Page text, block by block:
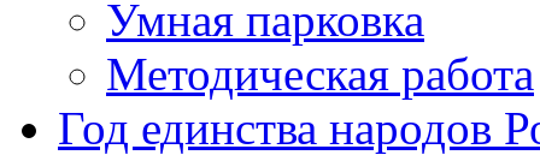
Умная парковка
Методическая работа
Год единства народов